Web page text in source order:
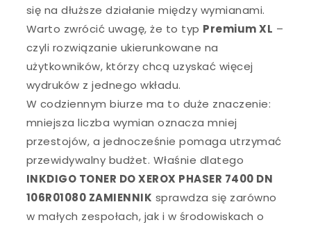
się na dłuższe działanie między wymianami.
Warto zwrócić uwagę, że to typ Premium XL –
czyli rozwiązanie ukierunkowane na
użytkowników, którzy chcą uzyskać więcej
wydruków z jednego wkładu.
W codziennym biurze ma to duże znaczenie:
mniejsza liczba wymian oznacza mniej
przestojów, a jednocześnie pomaga utrzymać
przewidywalny budżet. Właśnie dlatego
INKDIGO TONER DO XEROX PHASER 7400 DN
106R01080 ZAMIENNIK sprawdza się zarówno
w małych zespołach, jak i w środowiskach o